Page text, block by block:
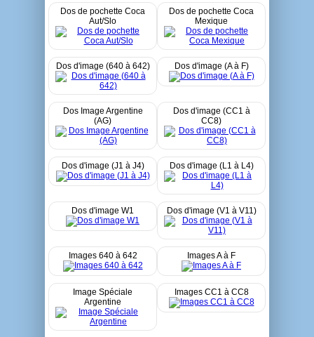
Dos de pochette Coca
Aut/Slo
Dos de pochette Coca
Mexique
Dos d'image (640 à 642) Dos d'image (A à F)
Dos Image Argentine
(AG)
Dos d'image (CC1 à
CC8)
Dos d'image (J1 à J4) Dos d'image (L1 à L4)
Dos d'image W1 Dos d'image (V1 à V11)
Images 640 à 642 Images A à F
Image Spéciale
Argentine
Images CC1 à CC8